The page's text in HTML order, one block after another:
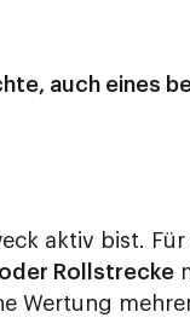
auch eines
aktiv bist. Für
Rollstrecke
Wertung